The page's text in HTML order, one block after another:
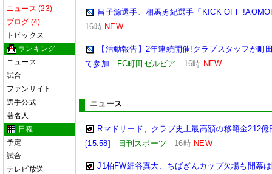
ニュース (23)
ブログ (4)
トピックス
ランキング
ニュース
試合
ファンサイト
選手公式
著名人
日程
予定
試合
テレビ放送
昌子源選手、相馬勇紀選手「KICK OFF
16時 NEW
【活動報告】2年連続開催!クラブスタッフが
て参加 - FC町田ゼルビア - 16時 NEW
ニュース
Rマドリード、クラブ史上最高額の移籍金212
[15:58] - 日刊スポーツ - 16時 NEW
J1柏FW細谷真大、ちばぎんカップ欠場も開幕